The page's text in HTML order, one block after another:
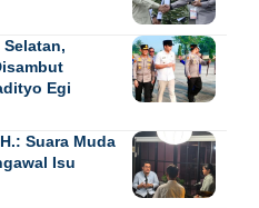
Egi
Suara Muda
Isu